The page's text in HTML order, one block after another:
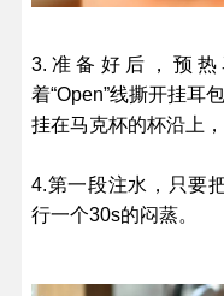
3.准备好后，预
着“Open”线撕开挂耳
挂在马克杯的杯沿上，
4.第一段注水，只要
行一个30s的闷蒸。